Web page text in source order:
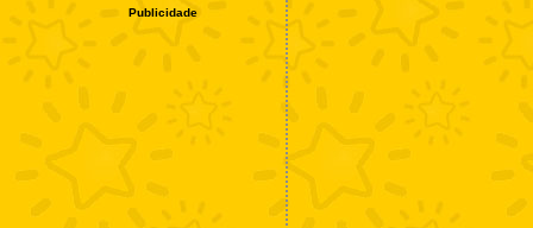
Publicidade